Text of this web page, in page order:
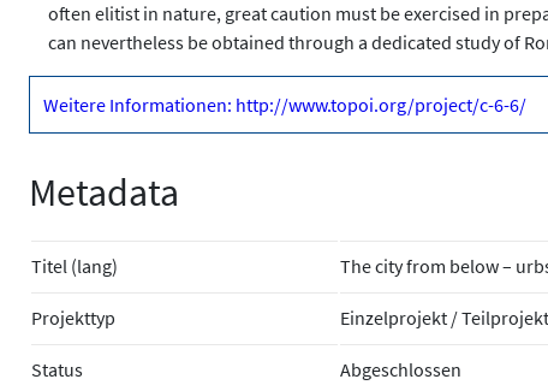
often elitist in nature, great caution must be exercised in
can nevertheless be obtained through a dedicated study of
Weitere Informationen: http://www.topoi.org/project/c-6-6/
Metadata
Titel (lang) The city from below –
Projekttyp Einzelprojekt / Teilprojekt
Status Abgeschlossen